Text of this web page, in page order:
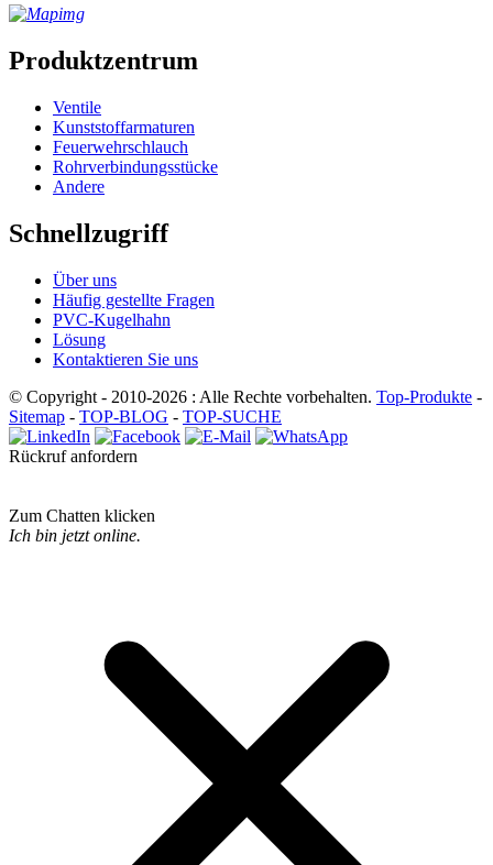
Produktzentrum
Ventile
Kunststoffarmaturen
Feuerwehrschlauch
Rohrverbindungsstücke
Andere
Schnellzugriff
Über uns
Häufig gestellte Fragen
PVC-Kugelhahn
Lösung
Kontaktieren Sie uns
© Copyright - 2010-2026 : Alle Rechte vorbehalten. Top-Produkte -
Sitemap - TOP-BLOG - TOP-SUCHE
Rückruf anfordern
Zum Chatten klicken
Ich bin jetzt online.